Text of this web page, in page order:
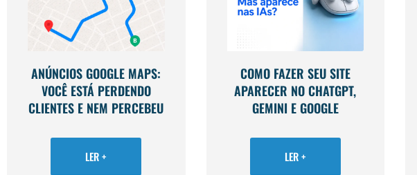
ANÚNCIOS GOOGLE MAPS:
VOCÊ ESTÁ PERDENDO
CLIENTES E NEM PERCEBEU
LER +
COMO FAZER SEU SITE
APARECER NO CHATGPT,
GEMINI E GOOGLE
LER +